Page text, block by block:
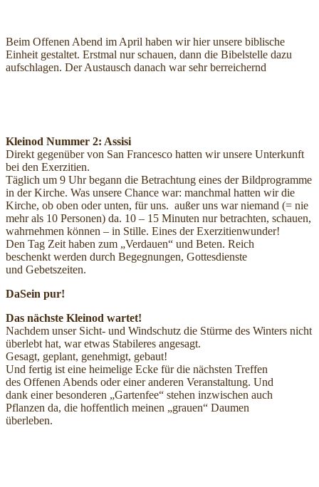
Beim Offenen Abend im April haben wir hier unsere biblische
Einheit gestaltet. Erstmal nur schauen, dann die Bibelstelle dazu
aufschlagen. Der Austausch danach war sehr berreichernd
Kleinod Nummer 2: Assisi
Direkt gegenüber von San Francesco hatten wir unsere Unterkunft
bei den Exerzitien.
Täglich um 9 Uhr begann die Betrachtung eines der Bildprogramme
in der Kirche. Was unsere Chance war: manchmal hatten wir die
Kirche, ob oben oder unten, für uns. außer uns war niemand (= nie
mehr als 10 Personen) da. 10 – 15 Minuten nur betrachten, schauen,
wahrnehmen können – in Stille. Eines der Exerzitienwunder!
Den Tag Zeit haben zum „Verdauen“ und Beten. Reich
beschenkt werden durch Begegnungen, Gottesdienste
und Gebetszeiten.
DaSein pur!
Das nächste Kleinod wartet!
Nachdem unser Sicht- und Windschutz die Stürme des Winters nicht
überlebt hat, war etwas Stabileres angesagt.
Gesagt, geplant, genehmigt, gebaut!
Und fertig ist eine heimelige Ecke für die nächsten Treffen
des Offenen Abends oder einer anderen Veranstaltung. Und
dank einer besonderen „Gartenfee“ stehen inzwischen auch
Pflanzen da, die hoffentlich meinen „grauen“ Daumen
überleben.